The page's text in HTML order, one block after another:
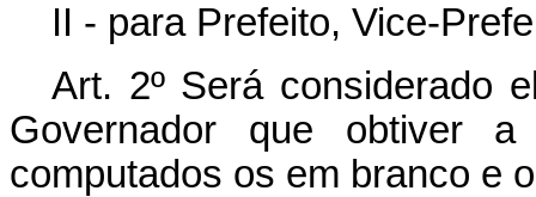
II - para Prefeito, Vice-
Art. 2º Será considerado
Governador que obtiver
computados os em branco e